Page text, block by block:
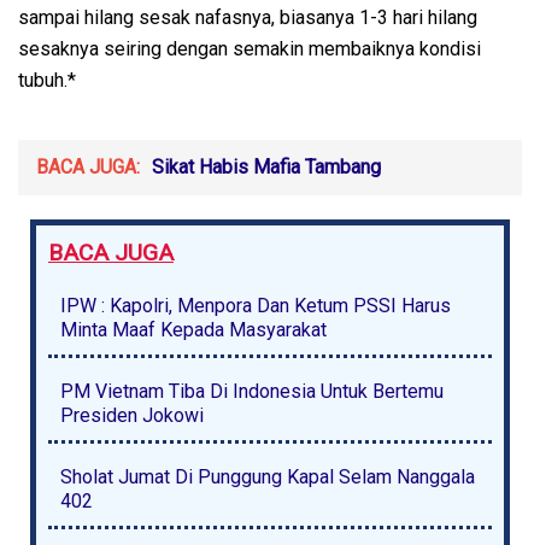
sampai hilang sesak nafasnya, biasanya 1-3 hari hilang
sesaknya seiring dengan semakin membaiknya kondisi
tubuh.*
BACA JUGA: Sikat Habis Mafia Tambang
BACA JUGA
IPW : Kapolri, Menpora Dan Ketum PSSI Harus
Minta Maaf Kepada Masyarakat
PM Vietnam Tiba Di Indonesia Untuk Bertemu
Presiden Jokowi
Sholat Jumat Di Punggung Kapal Selam Nanggala
402